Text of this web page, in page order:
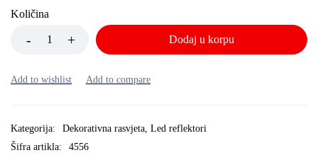
Količina
Dodaj u korpu
Kategorija: Dekorativna rasvjeta, Led reflektori
Šifra artikla:
4556